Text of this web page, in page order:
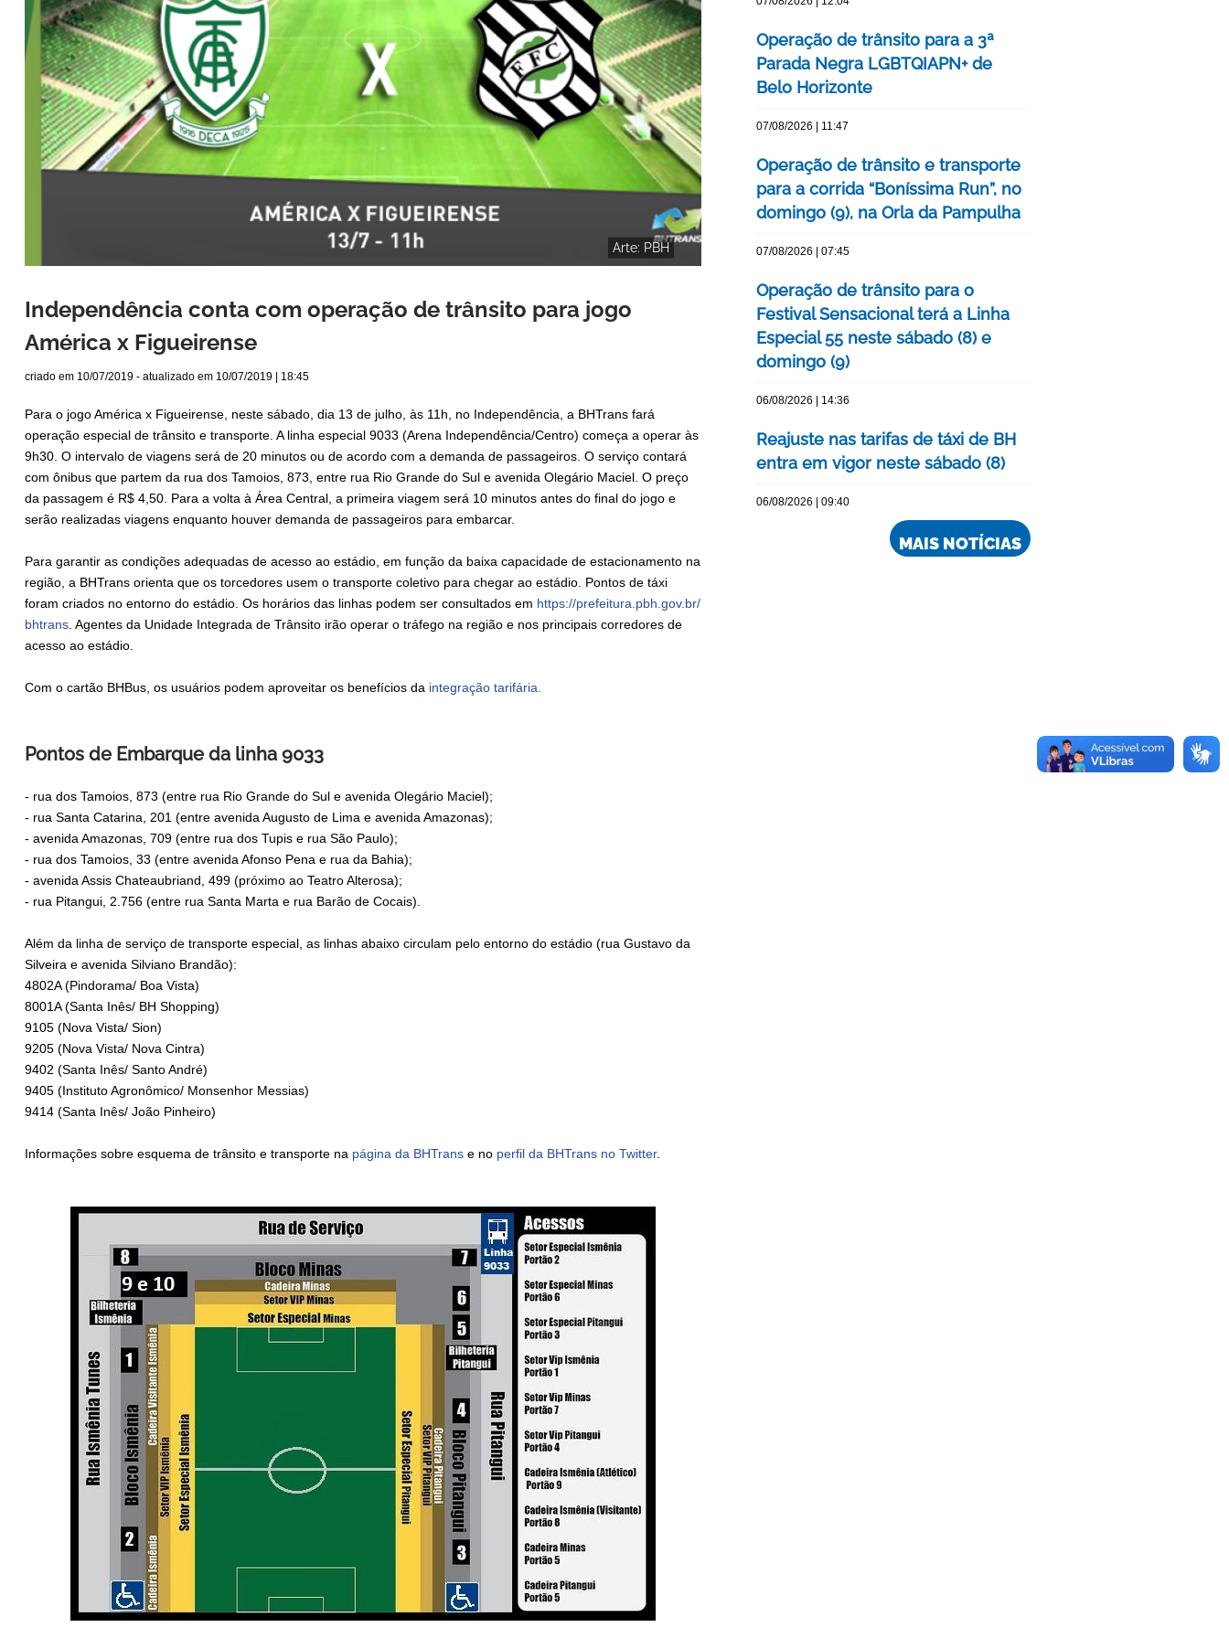
Arte: PBH
Independência conta com operação de trânsito para jogo
América x Figueirense
criado em 10/07/2019 - atualizado em 10/07/2019 | 18:45
Para o jogo América x Figueirense, neste sábado, dia 13 de julho, às 11h, no Independência, a BHTrans fará
operação especial de trânsito e transporte. A linha especial 9033 (Arena Independência/Centro) começa a operar às
9h30. O intervalo de viagens será de 20 minutos ou de acordo com a demanda de passageiros. O serviço contará
com ônibus que partem da rua dos Tamoios, 873, entre rua Rio Grande do Sul e avenida Olegário Maciel. O preço
da passagem é R$ 4,50. Para a volta à Área Central, a primeira viagem será 10 minutos antes do final do jogo e
serão realizadas viagens enquanto houver demanda de passageiros para embarcar.
Para garantir as condições adequadas de acesso ao estádio, em função da baixa capacidade de estacionamento na
região, a BHTrans orienta que os torcedores usem o transporte coletivo para chegar ao estádio. Pontos de táxi
foram criados no entorno do estádio. Os horários das linhas podem ser consultados em https://prefeitura.pbh.gov.br/
bhtrans. Agentes da Unidade Integrada de Trânsito irão operar o tráfego na região e nos principais corredores de
acesso ao estádio.
Com o cartão BHBus, os usuários podem aproveitar os benefícios da integração tarifária.
Pontos de Embarque da linha 9033
- rua dos Tamoios, 873 (entre rua Rio Grande do Sul e avenida Olegário Maciel);
- rua Santa Catarina, 201 (entre avenida Augusto de Lima e avenida Amazonas);
- avenida Amazonas, 709 (entre rua dos Tupis e rua São Paulo);
- rua dos Tamoios, 33 (entre avenida Afonso Pena e rua da Bahia);
- avenida Assis Chateaubriand, 499 (próximo ao Teatro Alterosa);
- rua Pitangui, 2.756 (entre rua Santa Marta e rua Barão de Cocais).
Além da linha de serviço de transporte especial, as linhas abaixo circulam pelo entorno do estádio (rua Gustavo da
Silveira e avenida Silviano Brandão):
4802A (Pindorama/ Boa Vista)
8001A (Santa Inês/ BH Shopping)
9105 (Nova Vista/ Sion)
9205 (Nova Vista/ Nova Cintra)
9402 (Santa Inês/ Santo André)
9405 (Instituto Agronômico/ Monsenhor Messias)
9414 (Santa Inês/ João Pinheiro)
Informações sobre esquema de trânsito e transporte na página da BHTrans e no perfil da BHTrans no Twitter.
Operação de trânsito para a 3ª
Parada Negra LGBTQIAPN+ de
Belo Horizonte
07/08/2026 | 11:47
Operação de trânsito e transporte
para a corrida “Boníssima Run”, no
domingo (9), na Orla da Pampulha
07/08/2026 | 07:45
Operação de trânsito para o
Festival Sensacional terá a Linha
Especial 55 neste sábado (8) e
domingo (9)
06/08/2026 | 14:36
Reajuste nas tarifas de táxi de BH
entra em vigor neste sábado (8)
06/08/2026 | 09:40
MAIS NOTÍCIAS